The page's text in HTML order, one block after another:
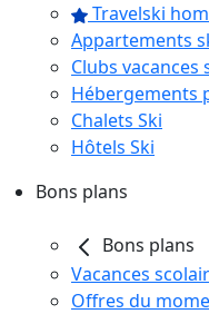
Travelski
Appartements
Clubs vacances
Hébergements
Chalets Ski
Hôtels Ski
Bons plans
Bons plans
Vacances
Offres du